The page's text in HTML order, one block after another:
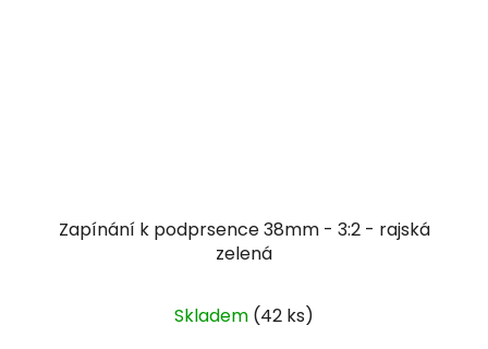
Zapínání k podprsence 38mm - 3:2 - rajská
zelená
Skladem (42 ks)